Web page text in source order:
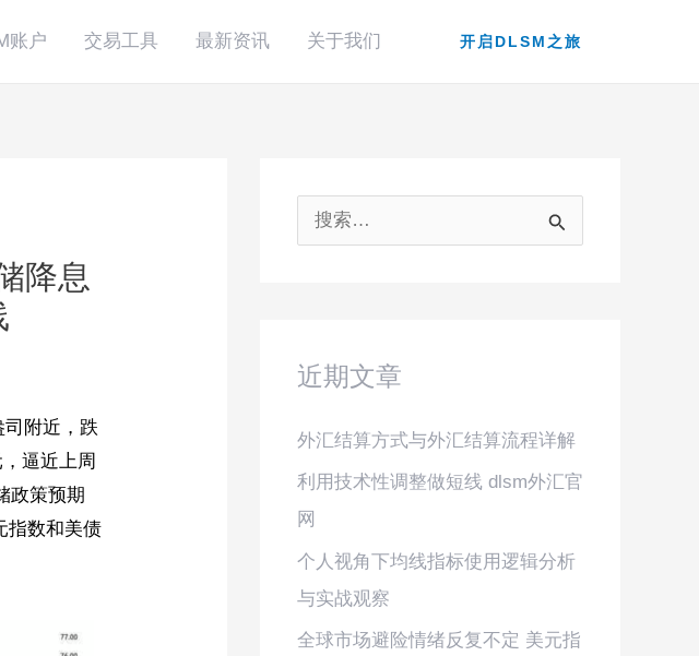
账户 交易工具 最新资讯 关于我们 开启DLSM之旅
降息
附近，跌
逼近上周
政策预期
指数和美债
近期文章
外汇结算方式与外汇结算流程详解
利用技术性调整做短线 dlsm外汇官
网
个人视角下均线指标使用逻辑分析
与实战观察
全球市场避险情绪反复不定 美元指